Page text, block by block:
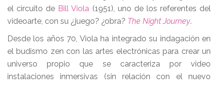
el circuito de Bill Viola (1951), uno de los referentes del
videoarte, con su ¿juego? ¿obra? The Night Journey.
Desde los años 70, Viola ha integrado su indagación en
el budismo zen con las artes electrónicas para crear un
universo propio que se caracteriza por video
instalaciones inmersivas (sin relación con el nuevo